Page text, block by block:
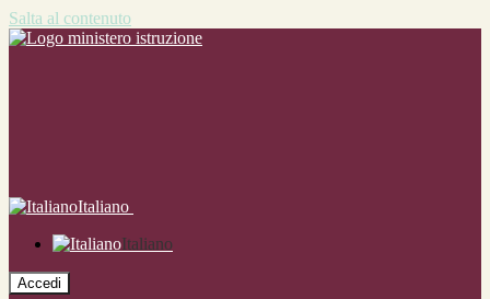
Salta al contenuto
Italiano
Italiano
Accedi